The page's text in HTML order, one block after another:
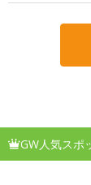
GW人気スポ